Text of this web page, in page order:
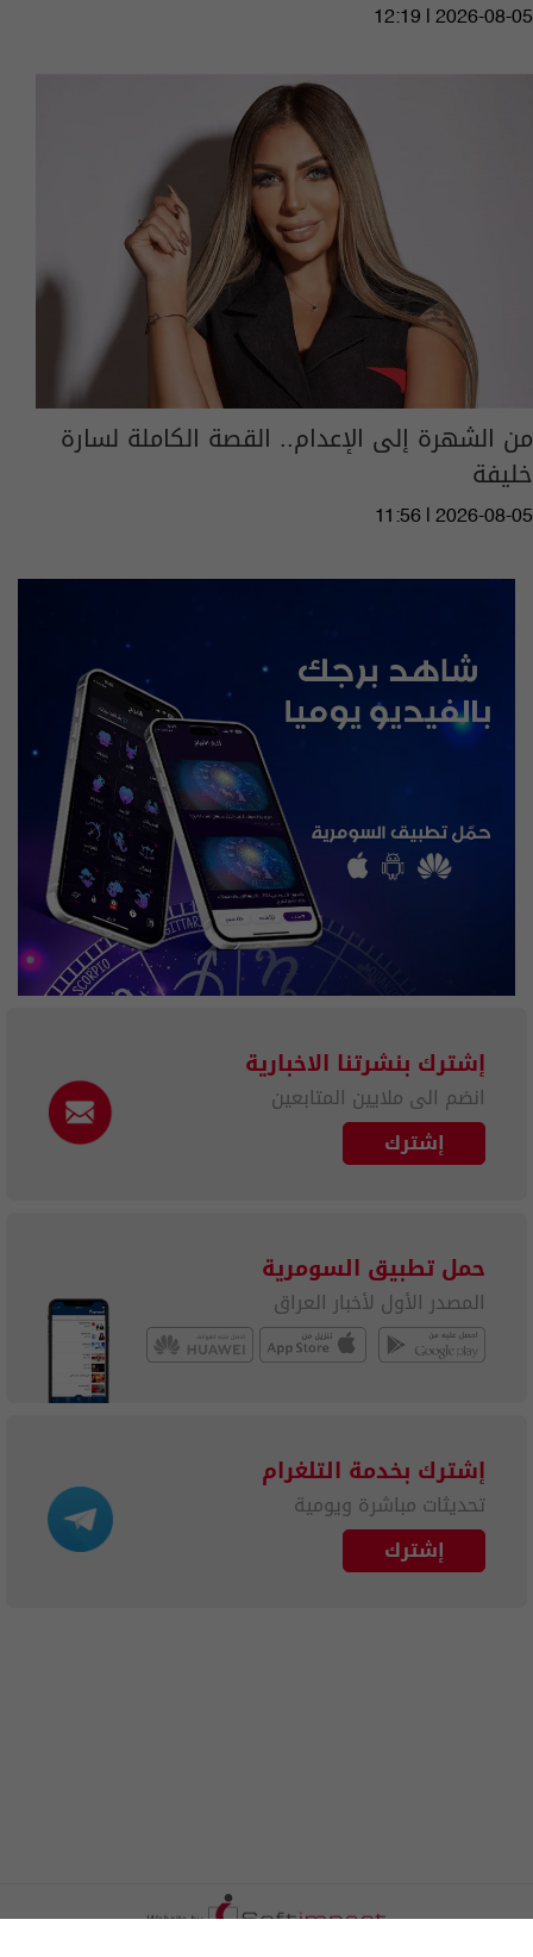
12:19 | 2026-08-05
من الشهرة إلى الإعدام.. القصة الكاملة لسارة
خليفة
11:56 | 2026-08-05
إشترك بنشرتنا الاخبارية
انضم الى ملايين المتابعين
إشترك
حمل تطبيق السومرية
المصدر الأول لأخبار العراق
إشترك بخدمة التلغرام
تحديثات مباشرة ويومية
إشترك